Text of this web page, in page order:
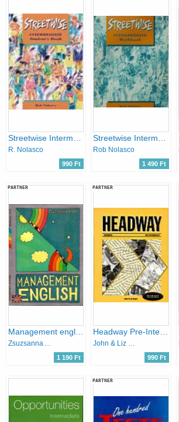
R. Nolasco
990 Ft
Rob Nolasco
1 490 Ft
PARTNER
1 190 Ft
PARTNER
990 Ft
PARTNER